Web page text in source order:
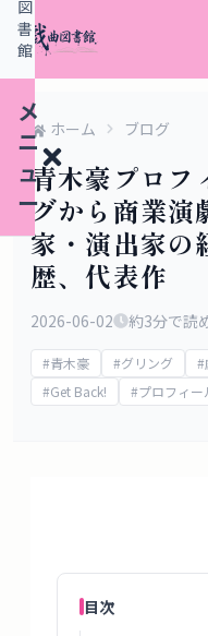
メ
ニ
ュ
ー
検
索
す
る
図
書
館
ホーム ブログ
青木豪プロフ
グから商業演
家・演出家の
歴、代表作
2026-06-02 約3分で読
#青木豪 #グリング #
#Get Back! #プロフィー
目次